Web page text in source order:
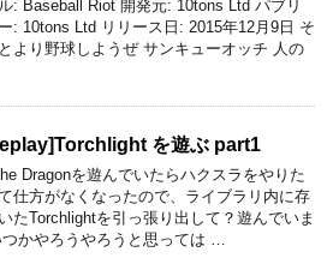
: Baseball Riot 開発元: 10tons Ltd パブリ
: 10tons Ltd リリース日: 2015年12月9日 そ
より野球しようぜ サンキューオッチ 人の
を遊ぶ part1
Dragonを遊んでいたらハクスラをやりた
仕方がなくなったので、ライブラリ内に存
たTorchlightを引っ張り出して？遊んでいま
かやろうやろうと思っては …